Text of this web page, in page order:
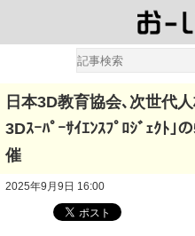
日本3D教育協会､次世代
3Dｽｰﾊﾟｰｻｲｴﾝｽﾌﾟﾛｼﾞｪｸﾄ｣
催
2025年9月9日 16:00